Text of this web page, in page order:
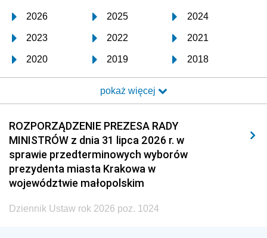
2026 2025 2024
2023 2022 2021
2020 2019 2018
2017 2016 2015
2014 2013 2012
2011 2010
2008 2007
2005 2004
2002 2001
1999 1998
pokaż więcej
ROZPORZĄDZENIE PREZESA RADY
MINISTRÓW z dnia 31 lipca 2026 r. w
sprawie przedterminowych wyborów
prezydenta miasta Krakowa w
województwie małopolskim
Dziennik Ustaw rok 2026 poz. 1024